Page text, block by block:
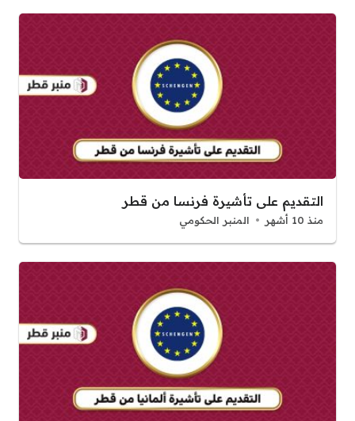
التقديم على تأشيرة فرنسا من قطر
منذ 10 أشهر المنبر الحكومي